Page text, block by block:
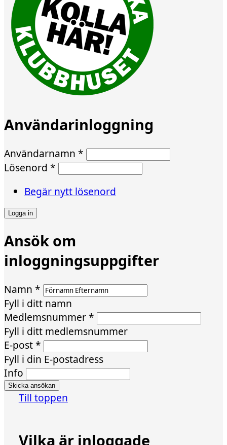
Användarinloggning
Användarnamn *
Lösenord *
Begär nytt lösenord
Ansök om
inloggningsuppgifter
Namn *
Fyll i ditt namn
Medlemsnummer*
Fyll i ditt medlemsnummer
E-post*
Fyll i din E-postadress
Info
Till toppen
Vilka är inloggade